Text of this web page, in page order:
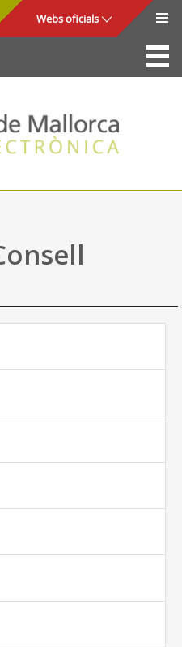
Webs oficials
La Seu
Consell de Mallorca
Accés i seguretat
Utilitats
Ajuda